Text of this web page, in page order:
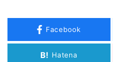
Facebook
B! Hatena